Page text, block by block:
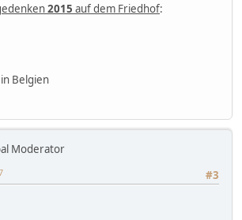
2015 auf dem Friedhof:
Belgien
Moderator
#3